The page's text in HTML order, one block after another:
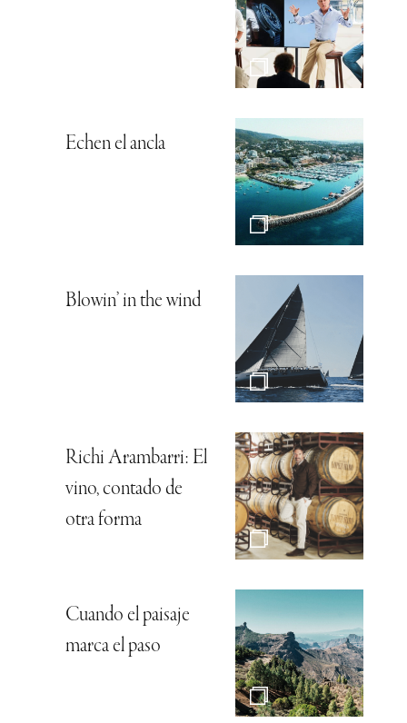
Echen el ancla
Blowin’ in the wind
Richi Arambarri: El
vino, contado de
otra forma
Cuando el paisaje
marca el paso